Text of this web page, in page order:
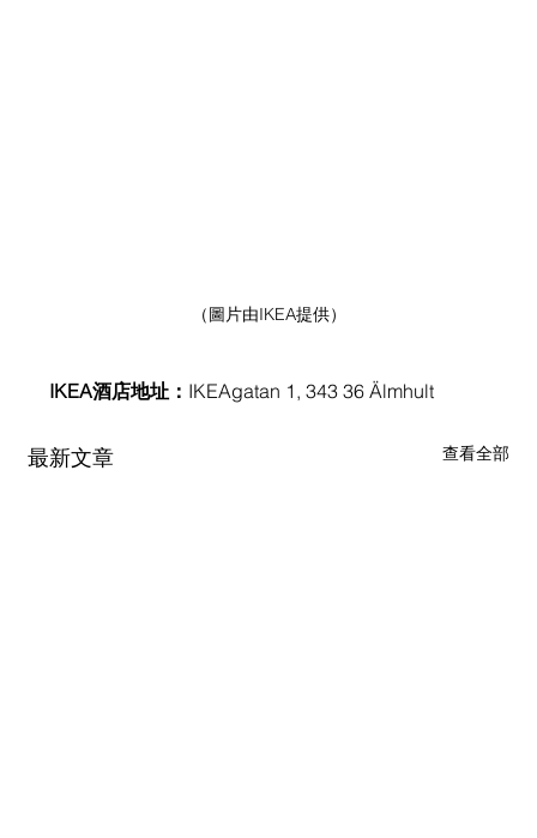
（圖片由IKEA提供）
IKEA酒店地址： IKEAgatan 1, 343 36 Älmhult
最新文章 查看全部